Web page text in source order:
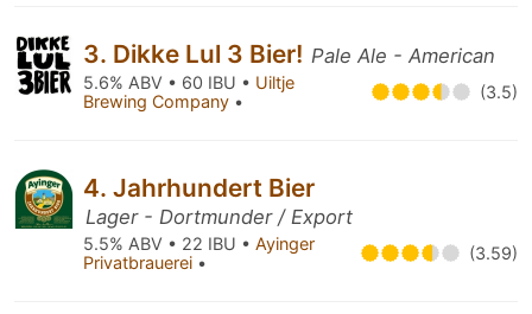
3. Dikke Lul 3 Bier! Pale Ale - American
5.6% ABV • 60 IBU • Uiltje
Brewing Company • (3.5)
4. Jahrhundert Bier
Lager - Dortmunder / Export
5.5% ABV • 22 IBU • Ayinger
Privatbrauerei • (3.59)